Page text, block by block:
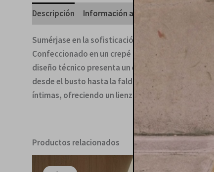
Descripción Información adicional
Sumérjase en la sofisticación minimalista con
Confeccionado en un crepé de alta calidad con
diseño técnico presenta un escote estructurado
desde el busto hasta la falda lápiz. Versátil por
íntimas, ofreciendo un lienzo refinado para
Productos relacionados
El
precio